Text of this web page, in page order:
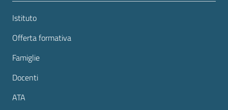
Istituto
Offerta formativa
Famiglie
Docenti
ATA